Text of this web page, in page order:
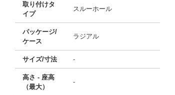
取り付けタ
イプ
スルーホール
パッケージ/
ケース
ラジアル
サイズ/寸法 -
高さ - 座高
（最大）
-